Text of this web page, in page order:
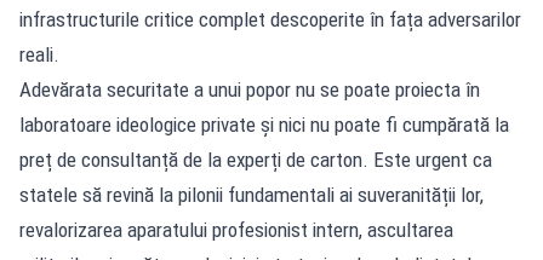
infrastructurile critice complet descoperite în fața adversarilor
reali.
Adevărata securitate a unui popor nu se poate proiecta în
laboratoare ideologice private și nici nu poate fi cumpărată la
preț de consultanță de la experți de carton. Este urgent ca
statele să revină la pilonii fundamentali ai suveranității lor,
revalorizarea aparatului profesionist intern, ascultarea